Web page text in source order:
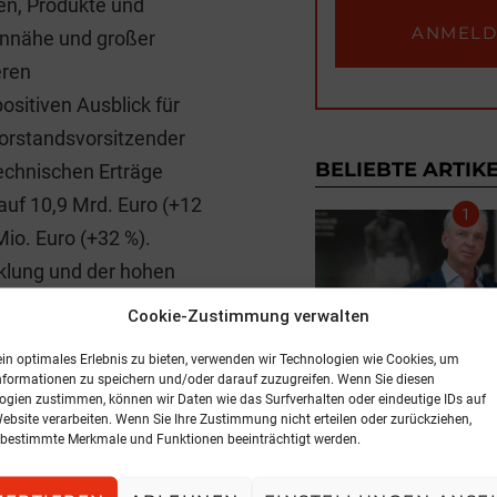
Cookie-Zustimmung verwalten
optimales Erlebnis zu bieten, verwenden wir Technologien wie Cookies, um
zu speichern und/oder darauf zuzugreifen. Wenn Sie diesen
zustimmen, können wir Daten wie das Surfverhalten oder eindeutige IDs auf
verarbeiten. Wenn Sie Ihre Zustimmung nicht erteilen oder zurückziehen,
Merkmale und Funktionen beeinträchtigt werden.
Produkte und
und großer
Ausblick für
Erträge
10,9 Mrd. Euro (+12
Euro (+32 %).
und der hohen
VIG im Rahmen der
der Dividende
pro Aktie
Thema
BELIEBTE
Neues
10. Dezember